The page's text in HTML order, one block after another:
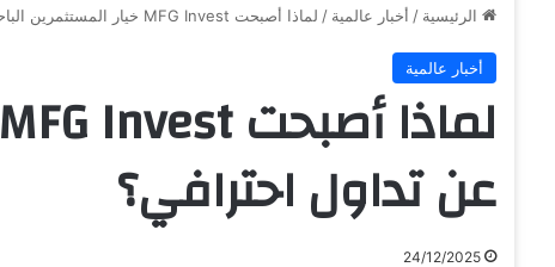
الرئيسية / أخبار عالمية / لماذا أصبحت MFG Invest خيار المستثمرين الباحثين عن تداول احترافي؟
أخبار عالمية
عن تداول احترافي؟
24/12/2025